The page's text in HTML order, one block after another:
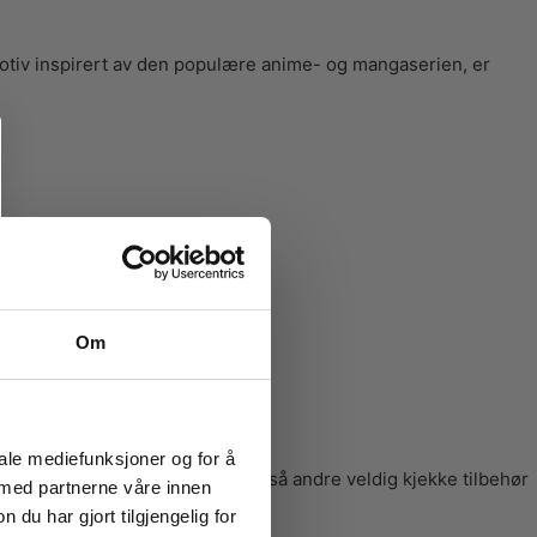
Om
mediefunksjoner og for å
partnerne våre innen
du har gjort tilgjengelig for
inspirert av den populære anime- og mangaserien, er
tilbehør
. Der finner du også andre veldig kjekke tilbehør